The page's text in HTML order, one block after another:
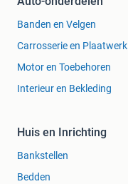
Banden en Velgen
Carrosserie en Plaatwerk
Motor en Toebehoren
Interieur en Bekleding
Huis en Inrichting
Bankstellen
Bedden